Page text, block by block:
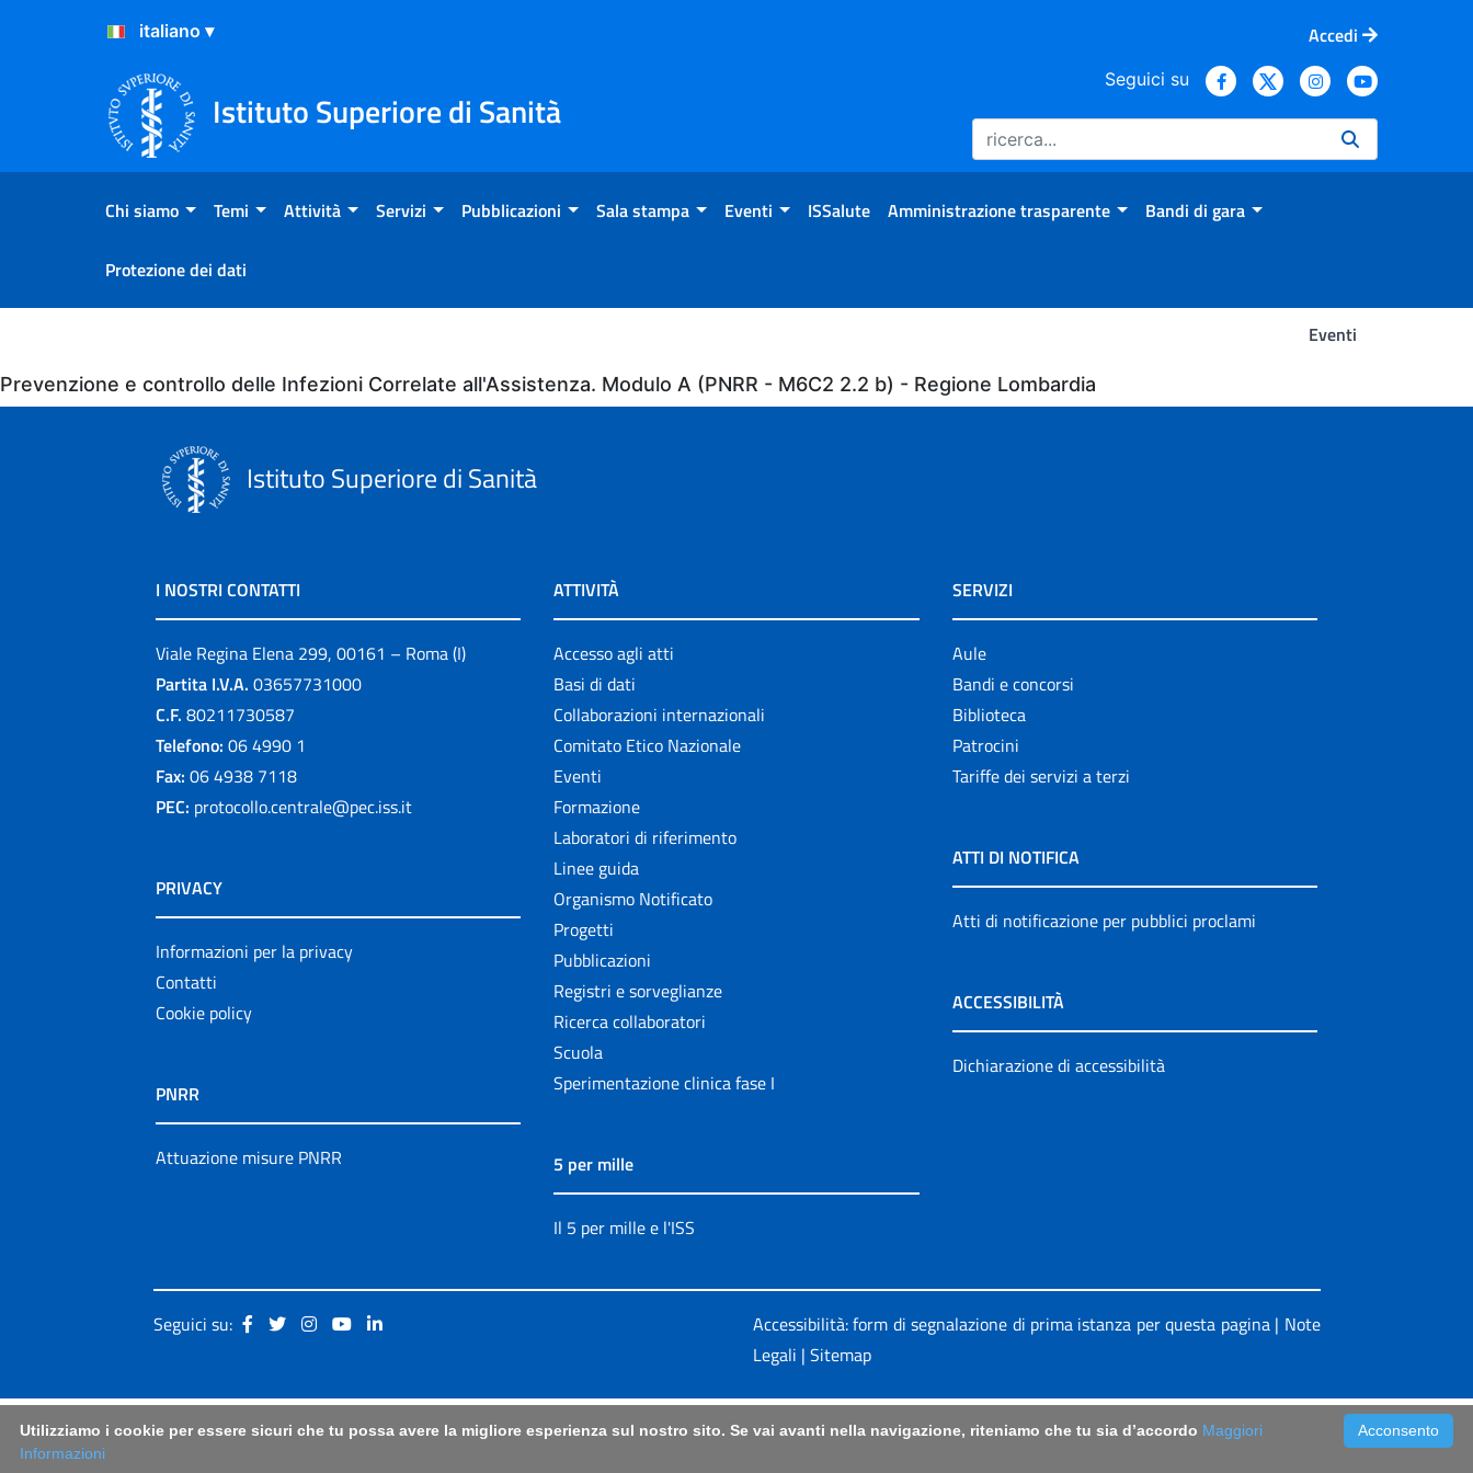
Salta al Contenuto
Salta al Footer
Accedi
Istituto Superiore di Sanità
Seguici su
Chi siamo Temi Attività Servizi Pubblicazioni Sala stampa Eventi ISSalute Amministrazione trasparente Bandi di gara
Protezione dei dati
Eventi
Eventi
Prevenzione e controllo delle Infezioni Correlate all'Assistenza. Modulo A (PNRR - M6C2 2.2 b) - Regione Lombardia
Istituto Superiore di Sanità
I NOSTRI CONTATTI
Viale Regina Elena 299, 00161 – Roma (I)
Partita I.V.A. 03657731000
C.F. 80211730587
Telefono: 06 4990 1
Fax: 06 4938 7118
PEC: protocollo.centrale@pec.iss.it
PRIVACY
Informazioni per la privacy
Contatti
Cookie policy
PNRR
Attuazione misure PNRR
ATTIVITÀ
Accesso agli atti
Basi di dati
Collaborazioni internazionali
Comitato Etico Nazionale
Eventi
Formazione
Laboratori di riferimento
Linee guida
Organismo Notificato
Progetti
Pubblicazioni
Registri e sorveglianze
Ricerca collaboratori
Scuola
Sperimentazione clinica fase I
5 per mille
Il 5 per mille e l'ISS
SERVIZI
Aule
Bandi e concorsi
Biblioteca
Patrocini
Tariffe dei servizi a terzi
ATTI DI NOTIFICA
Atti di notificazione per pubblici proclami
ACCESSIBILITÀ
Dichiarazione di accessibilità
Seguici su: Accessibilità: form di segnalazione di prima istanza per questa pagina| Note
Legali | Sitemap
Acconsento
Utilizziamo i cookie per essere sicuri che tu possa avere la migliore esperienza sul nostro sito. Se vai avanti nella navigazione, riteniamo che tu sia d’accordo Maggiori
Informazioni